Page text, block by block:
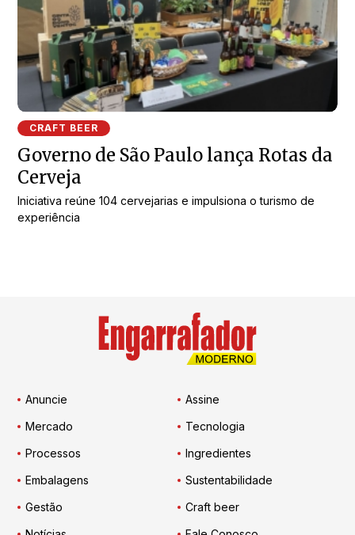
CRAFT BEER
Governo de São Paulo lança Rotas da
Cerveja
Iniciativa reúne 104 cervejarias e impulsiona o turismo de
experiência
Anuncie
Assine
Mercado
Tecnologia
Processos
Ingredientes
Embalagens
Sustentabilidade
Gestão
Craft beer